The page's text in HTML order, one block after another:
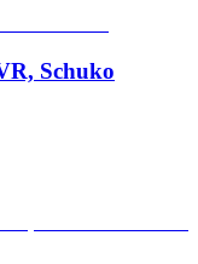
Schuko